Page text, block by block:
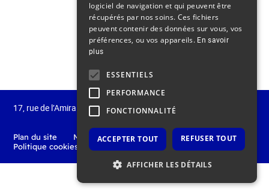
17, rue de l’Amiral Hamelin75 116 Paris France
Plan du site Mentions légales
Politique de confidentialité
Politique cookies
Nous contacter
logiciel de navigation et qui peuvent être
récupérés par nos soins. Ces fichiers
peuvent contenir des données sur vous, vos
préférences, ou vos appareils. En savoir
plus
ESSENTIELS
PERFORMANCE
FONCTIONNALITÉ
ACCEPTER TOUT REFUSER TOUT
AFFICHER LES DÉTAILS